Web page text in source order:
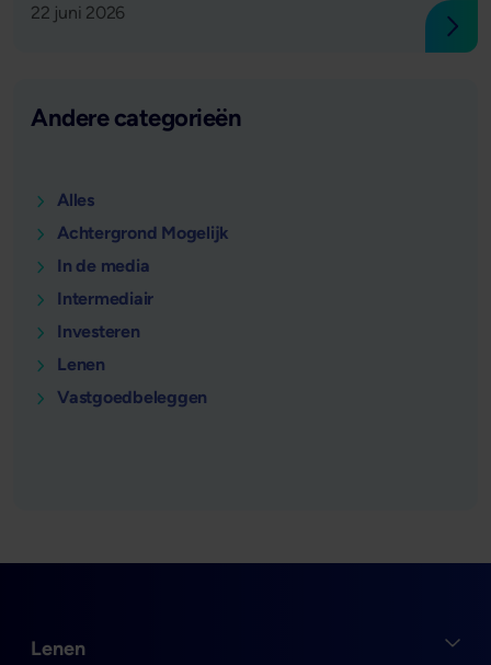
22 juni 2026
Andere categorieën
Alles
Achtergrond Mogelijk
In de media
Intermediair
Investeren
Lenen
Vastgoedbeleggen
Open
Lenen